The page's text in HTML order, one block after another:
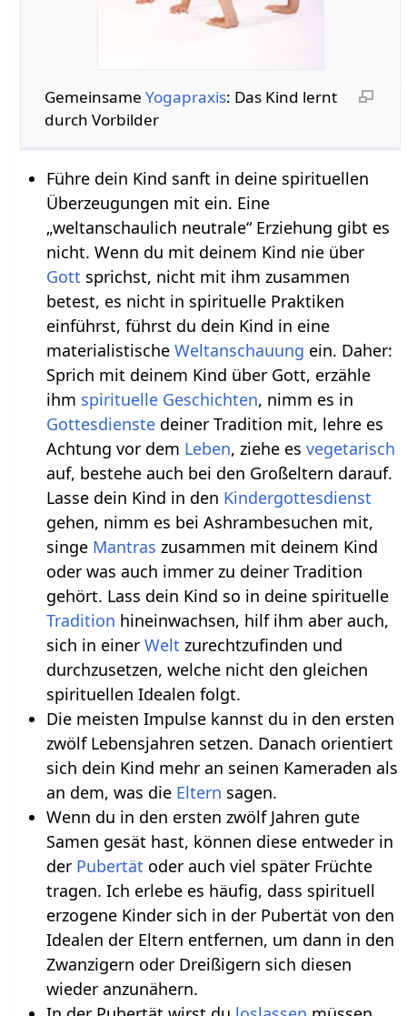
Gemeinsame Yogapraxis: Das Kind lernt
durch Vorbilder
Führe dein Kind sanft in deine spirituellen
Überzeugungen mit ein. Eine
„weltanschaulich neutrale“ Erziehung gibt es
nicht. Wenn du mit deinem Kind nie über
Gott sprichst, nicht mit ihm zusammen
betest, es nicht in spirituelle Praktiken
einführst, führst du dein Kind in eine
materialistische Weltanschauung ein. Daher:
Sprich mit deinem Kind über Gott, erzähle
ihm spirituelle Geschichten, nimm es in
Gottesdienstedeiner Tradition mit, lehre es
Achtung vor dem Leben, ziehe es vegetarisch
auf, bestehe auch bei den Großeltern darauf.
Lasse dein Kind in den Kindergottesdienst
gehen, nimm es bei Ashrambesuchen mit,
singe Mantras zusammen mit deinem Kind
oder was auch immer zu deiner Tradition
gehört. Lass dein Kind so in deine spirituelle
Tradition hineinwachsen, hilf ihm aber auch,
sich in einer Welt zurechtzufinden und
durchzusetzen, welche nicht den gleichen
spirituellen Idealen folgt.
Die meisten Impulse kannst du in den ersten
zwölf Lebensjahren setzen. Danach orientiert
sich dein Kind mehr an seinen Kameraden als
an dem, was die Eltern sagen.
Wenn du in den ersten zwölf Jahren gute
Samen gesät hast, können diese entweder in
der Pubertät oder auch viel später Früchte
tragen. Ich erlebe es häufig, dass spirituell
erzogene Kinder sich in der Pubertät von den
Idealen der Eltern entfernen, um dann in den
Zwanzigern oder Dreißigern sich diesen
wieder anzunähern.